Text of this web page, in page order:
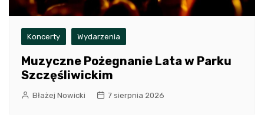
Koncerty Wydarzenia
Muzyczne Pożegnanie Lata w Parku
Szczęśliwickim
Błażej Nowicki 7 sierpnia 2026